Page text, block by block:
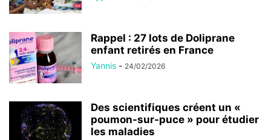
Rappel : 27 lots de Doliprane
enfant retirés en France
Yannis - 24/02/2026
Des scientifiques créent un «
poumon-sur-puce » pour étudier
les maladies